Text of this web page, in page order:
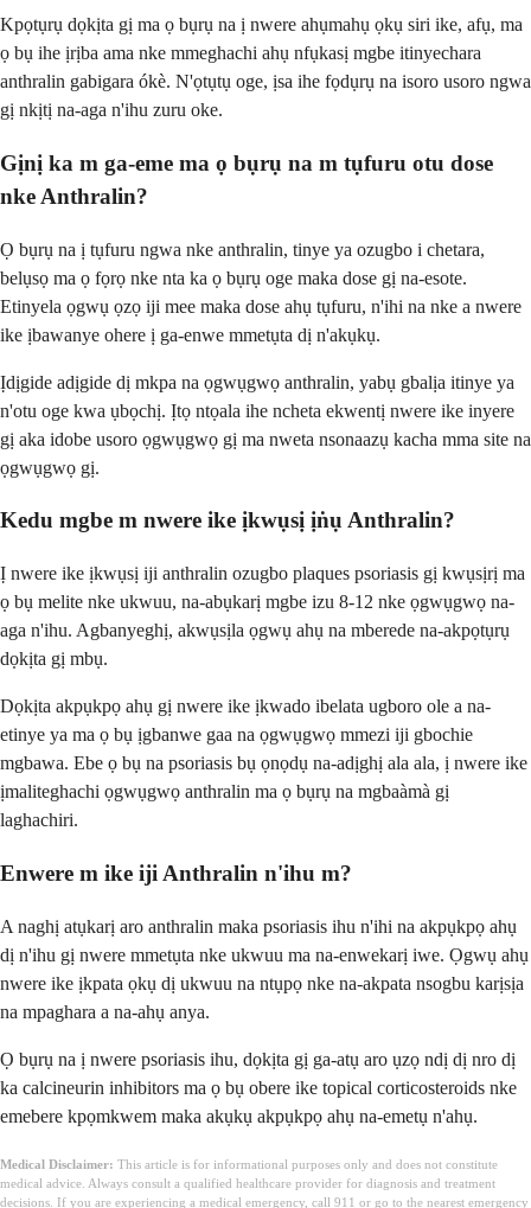
Kpọtụrụ dọkịta gị ma ọ bụrụ na ị nwere ahụmahụ ọkụ siri ike, afụ, ma
ọ bụ ihe ịrịba ama nke mmeghachi ahụ nfụkasị mgbe itinyechara
anthralin gabigara ókè. N'ọtụtụ oge, ịsa ihe fọdụrụ na isoro usoro ngwa
gị nkịtị na-aga n'ihu zuru oke.
Gịnị ka m ga-eme ma ọ bụrụ na m tụfuru otu dose
nke Anthralin?
Ọ bụrụ na ị tụfuru ngwa nke anthralin, tinye ya ozugbo i chetara,
belụsọ ma ọ fọrọ nke nta ka ọ bụrụ oge maka dose gị na-esote.
Etinyela ọgwụ ọzọ iji mee maka dose ahụ tụfuru, n'ihi na nke a nwere
ike ịbawanye ohere ị ga-enwe mmetụta dị n'akụkụ.
Ịdịgide adịgide dị mkpa na ọgwụgwọ anthralin, yabụ gbalịa itinye ya
n'otu oge kwa ụbọchị. Ịtọ ntọala ihe ncheta ekwentị nwere ike inyere
gị aka idobe usoro ọgwụgwọ gị ma nweta nsonaazụ kacha mma site na
ọgwụgwọ gị.
Kedu mgbe m nwere ike ịkwụsị ịṅụ Anthralin?
Ị nwere ike ịkwụsị iji anthralin ozugbo plaques psoriasis gị kwụsịrị ma
ọ bụ melite nke ukwuu, na-abụkarị mgbe izu 8-12 nke ọgwụgwọ na-
aga n'ihu. Agbanyeghị, akwụsịla ọgwụ ahụ na mberede na-akpọtụrụ
dọkịta gị mbụ.
Dọkịta akpụkpọ ahụ gị nwere ike ịkwado ibelata ugboro ole a na-
etinye ya ma ọ bụ ịgbanwe gaa na ọgwụgwọ mmezi iji gbochie
mgbawa. Ebe ọ bụ na psoriasis bụ ọnọdụ na-adịghị ala ala, ị nwere ike
ịmaliteghachi ọgwụgwọ anthralin ma ọ bụrụ na mgbaàmà gị
laghachiri.
Enwere m ike iji Anthralin n'ihu m?
A naghị atụkarị aro anthralin maka psoriasis ihu n'ihi na akpụkpọ ahụ
dị n'ihu gị nwere mmetụta nke ukwuu ma na-enwekarị iwe. Ọgwụ ahụ
nwere ike ịkpata ọkụ dị ukwuu na ntụpọ nke na-akpata nsogbu karịsịa
na mpaghara a na-ahụ anya.
Ọ bụrụ na ị nwere psoriasis ihu, dọkịta gị ga-atụ aro ụzọ ndị dị nro dị
ka calcineurin inhibitors ma ọ bụ obere ike topical corticosteroids nke
emebere kpọmkwem maka akụkụ akpụkpọ ahụ na-emetụ n'ahụ.
Medical Disclaimer: This article is for informational purposes only and does not constitute
medical advice. Always consult a qualified healthcare provider for diagnosis and treatment
decisions. If you are experiencing a medical emergency, call 911 or go to the nearest emergency